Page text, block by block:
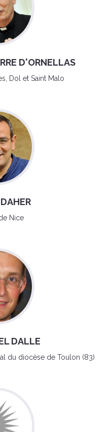
D'ORNELLAS
Dol et Saint Malo
Nice
DALLE
du diocèse de Toulon (83)